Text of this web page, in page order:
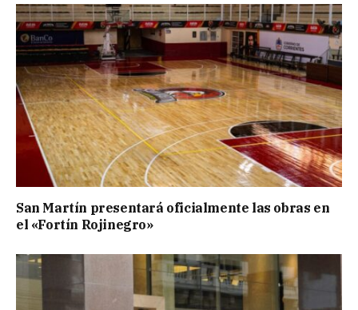
San Martín presentará oficialmente las obras en
el «Fortín Rojinegro»